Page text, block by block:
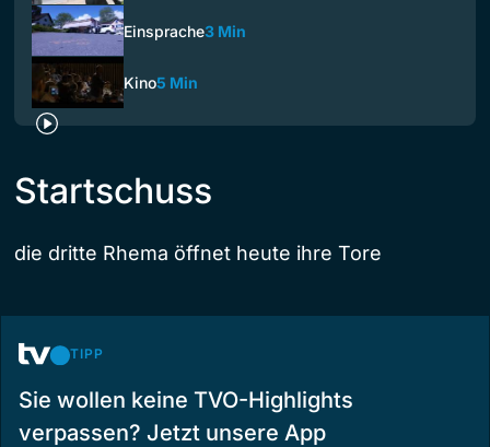
Einsprache3 Min
Kino5 Min
Startschuss
die dritte Rhema öffnet heute ihre Tore
TIPP
Sie wollen keine TVO-Highlights
verpassen? Jetzt unsere App